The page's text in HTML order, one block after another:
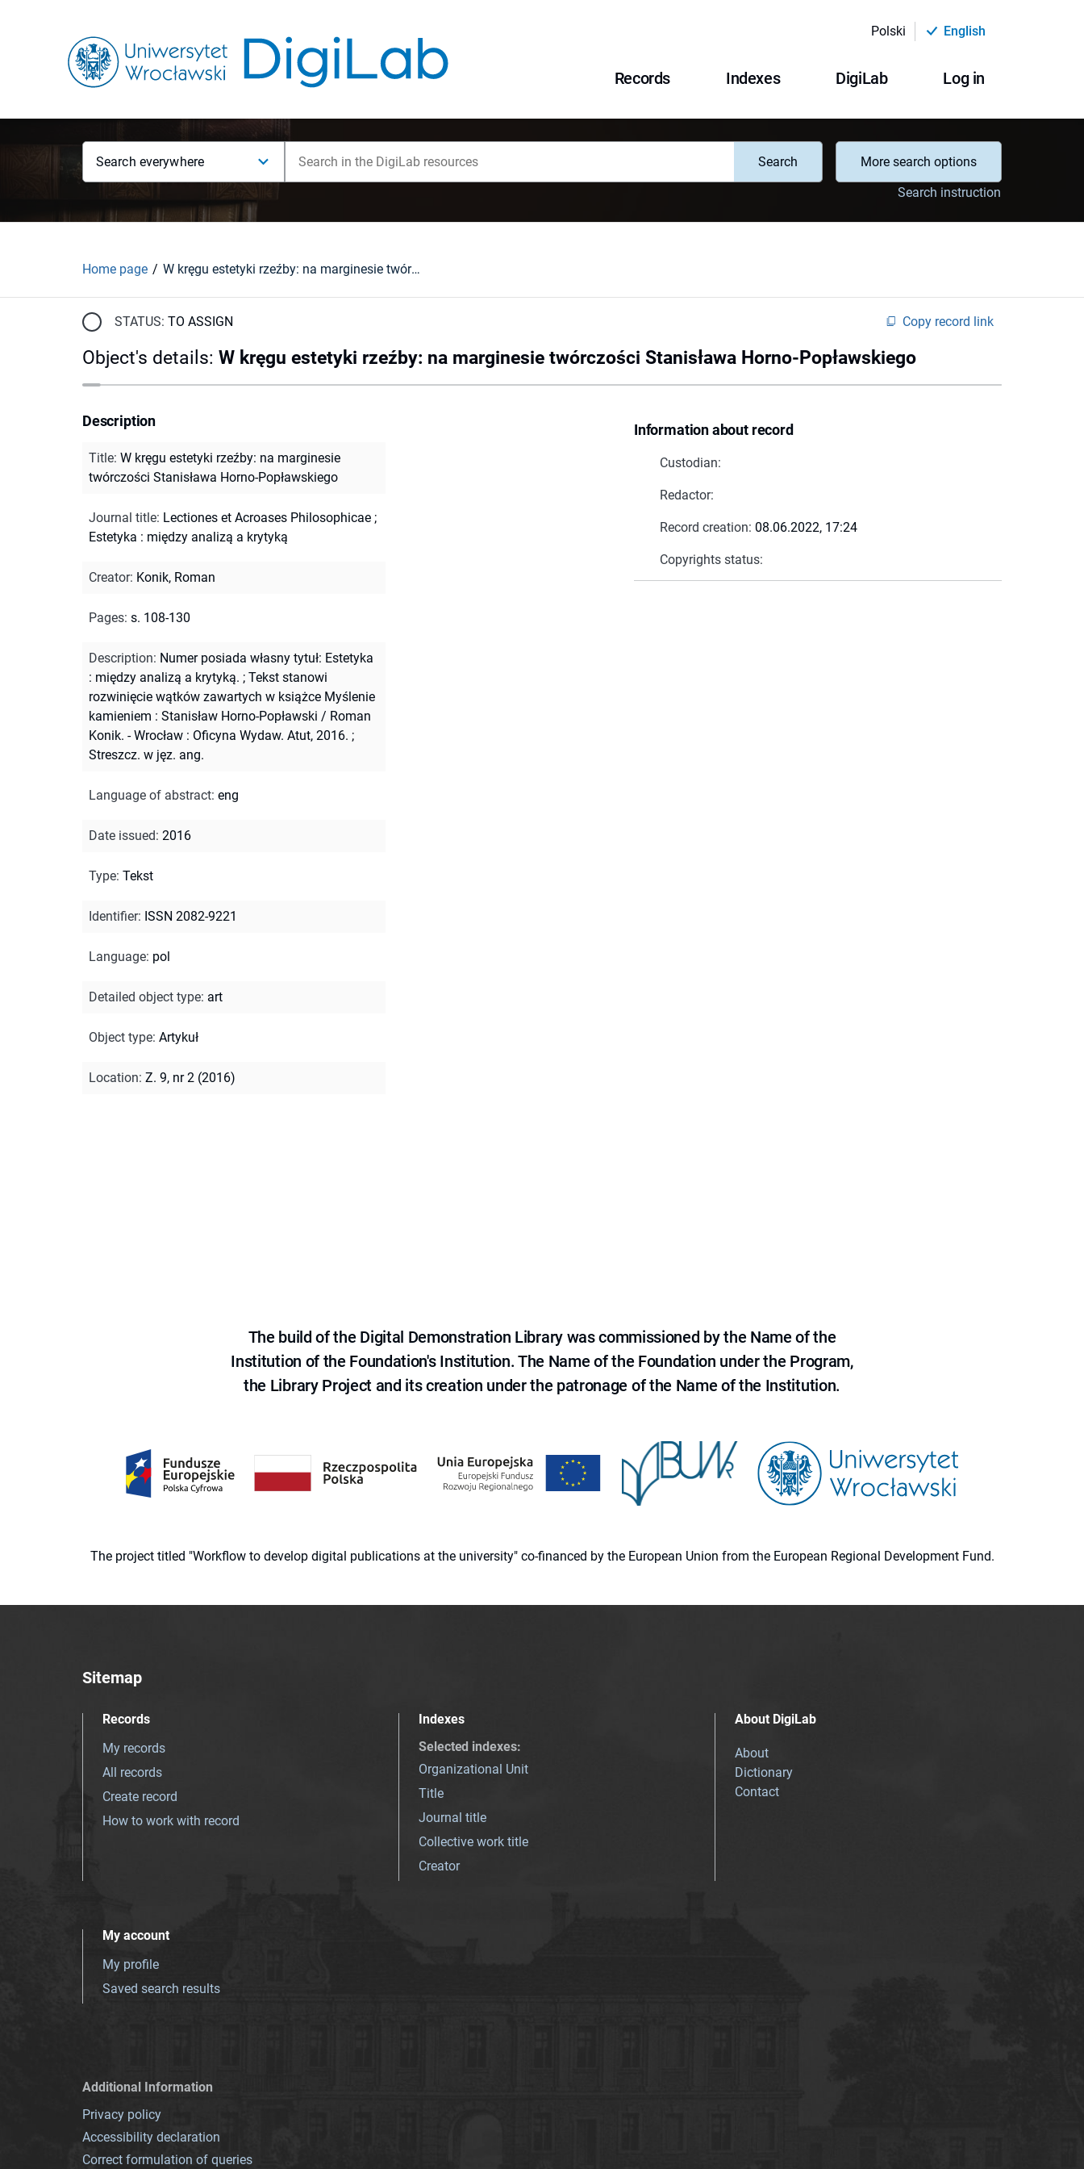
Polski English
Records Indexes DigiLab Log in
Search everywhere Search
More search options
Search instruction
Home page W kręgu estetyki rzeźby: na marginesie twórczości Stanisława Horno-Popławskiego
STATUS: TO ASSIGN Copy record link
Object's details: W kręgu estetyki rzeźby: na marginesie twórczości Stanisława Horno-Popławskiego
Information about record
Custodian:
Redactor:
Record creation: 08.06.2022, 17:24
Copyrights status:
Description
Title: W kręgu estetyki rzeźby: na marginesie
twórczości Stanisława Horno-Popławskiego
Journal title: Lectiones et Acroases Philosophicae ;
Estetyka : między analizą a krytyką
Creator: Konik, Roman
Pages: s. 108-130
Description: Numer posiada własny tytuł: Estetyka
: między analizą a krytyką. ; Tekst stanowi
rozwinięcie wątków zawartych w książce Myślenie
kamieniem : Stanisław Horno-Popławski / Roman
Konik. - Wrocław : Oficyna Wydaw. Atut, 2016. ;
Streszcz. w jęz. ang.
Language of abstract: eng
Date issued: 2016
Type: Tekst
Identifier: ISSN 2082-9221
Language: pol
Detailed object type: art
Object type: Artykuł
Location: Z. 9, nr 2 (2016)
The build of the Digital Demonstration Library was commissioned by the Name of the
Institution of the Foundation's Institution. The Name of the Foundation under the Program,
the Library Project and its creation under the patronage of the Name of the Institution.
The project titled "Workflow to develop digital publications at the university" co-financed by the European Union from the European Regional Development Fund.
Sitemap
Records
My records
All records
Create record
How to work with record
Indexes
Selected indexes:
Organizational Unit
Title
Journal title
Collective work title
Creator
About DigiLab
About
Dictionary
Contact
My account
My profile
Saved search results
Additional Information
Privacy policy
Accessibility declaration
Correct formulation of queries